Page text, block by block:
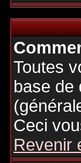
Toutes
base de
Ceci
Revenir